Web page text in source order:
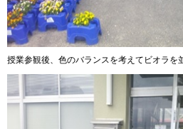
授業参観後、色のバランスを考えてビオラを